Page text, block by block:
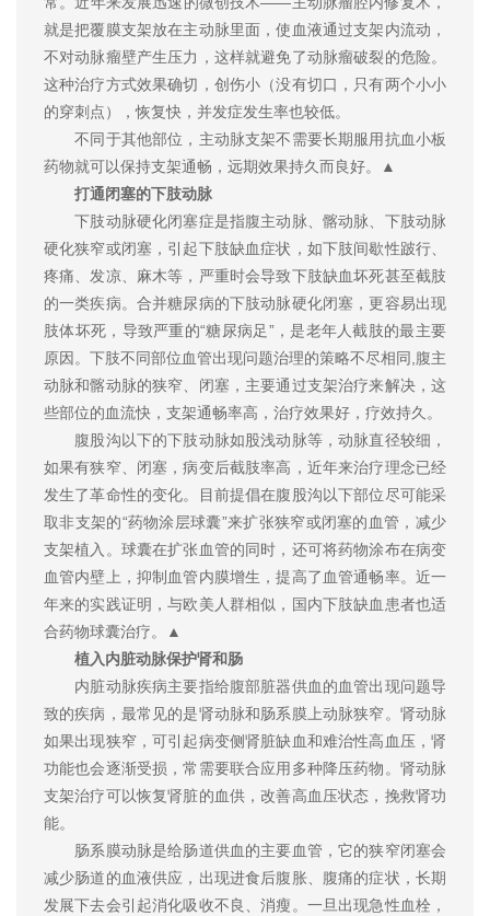
就是把覆膜支架放在主动脉里面，使血液通过支架内流动，
不对动脉瘤壁产生压力，这样就避免了动脉瘤破裂的危险。
这种治疗方式效果确切，创伤小（没有切口，只有两个小小
的穿刺点），恢复快，并发症发生率也较低。
不同于其他部位，主动脉支架不需要长期服用抗血小板
药物就可以保持支架通畅，远期效果持久而良好。▲
打通闭塞的下肢动脉
下肢动脉硬化闭塞症是指腹主动脉、髂动脉、下肢动脉
硬化狭窄或闭塞，引起下肢缺血症状，如下肢间歇性跛行、
疼痛、发凉、麻木等，严重时会导致下肢缺血坏死甚至截肢
的一类疾病。合并糖尿病的下肢动脉硬化闭塞，更容易出现
肢体坏死，导致严重的“糖尿病足”，是老年人截肢的最主要
原因。下肢不同部位血管出现问题治理的策略不尽相同,腹主
动脉和髂动脉的狭窄、闭塞，主要通过支架治疗来解决，这
些部位的血流快，支架通畅率高，治疗效果好，疗效持久。
腹股沟以下的下肢动脉如股浅动脉等，动脉直径较细，
如果有狭窄、闭塞，病变后截肢率高，近年来治疗理念已经
发生了革命性的变化。目前提倡在腹股沟以下部位尽可能采
取非支架的“药物涂层球囊”来扩张狭窄或闭塞的血管，减少
支架植入。球囊在扩张血管的同时，还可将药物涂布在病变
血管内壁上，抑制血管内膜增生，提高了血管通畅率。近一
年来的实践证明，与欧美人群相似，国内下肢缺血患者也适
合药物球囊治疗。▲
植入内脏动脉保护肾和肠
内脏动脉疾病主要指给腹部脏器供血的血管出现问题导
致的疾病，最常见的是肾动脉和肠系膜上动脉狭窄。肾动脉
如果出现狭窄，可引起病变侧肾脏缺血和难治性高血压，肾
功能也会逐渐受损，常需要联合应用多种降压药物。肾动脉
支架治疗可以恢复肾脏的血供，改善高血压状态，挽救肾功
能。
肠系膜动脉是给肠道供血的主要血管，它的狭窄闭塞会
减少肠道的血液供应，出现进食后腹胀、腹痛的症状，长期
发展下去会引起消化吸收不良、消瘦。一旦出现急性血栓，